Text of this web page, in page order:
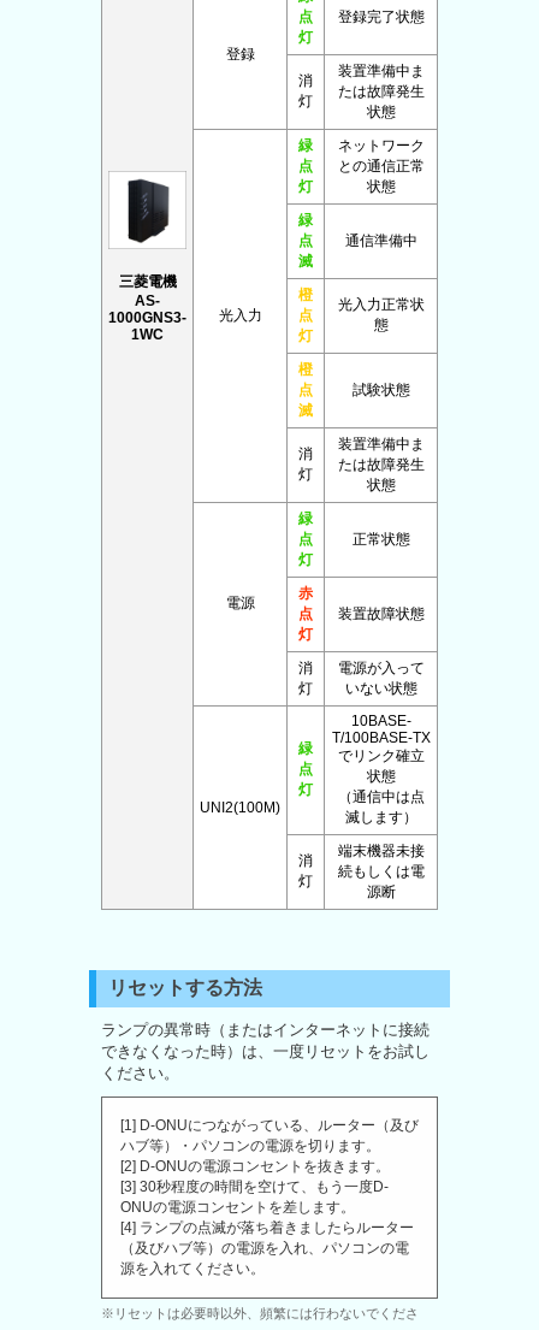
三菱電機
AS-
1000GNS3-
1WC
登録
点
灯
登録完了状態
消
灯
装置準備中ま
たは故障発生
状態
光入力
緑
点
灯
ネットワーク
との通信正常
状態
緑
点
滅
通信準備中
橙
点
灯
光入力正常状
態
橙
点
滅
試験状態
消
灯
装置準備中ま
たは故障発生
状態
電源
緑
点
灯
正常状態
赤
点
灯
装置故障状態
消
灯
電源が入って
いない状態
UNI2(100M)
緑
点
灯
10BASE-
T/100BASE-TX
でリンク確立
状態
（通信中は点
滅します）
消
灯
端末機器未接
続もしくは電
源断
リセットする方法
ランプの異常時（またはインターネットに接続
できなくなった時）は、一度リセットをお試し
ください。
[1] D-ONUにつながっている、ルーター（及び
ハブ等）・パソコンの電源を切ります。
[2] D-ONUの電源コンセントを抜きます。
[3] 30秒程度の時間を空けて、もう一度D-
ONUの電源コンセントを差します。
[4] ランプの点滅が落ち着きましたらルーター
（及びハブ等）の電源を入れ、パソコンの電
源を入れてください。
※リセットは必要時以外、頻繁には行わないでくださ